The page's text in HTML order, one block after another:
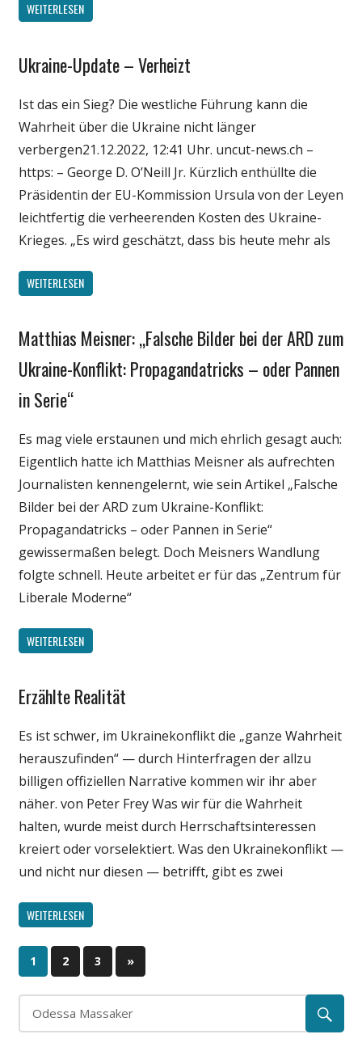
WEITERLESEN
Gesellschaft
Politik
Wirtschaft
Wissenschaft
Ukraine-Update – Verheizt
Ist das ein Sieg? Die westliche Führung kann die
Wahrheit über die Ukraine nicht länger
verbergen21.12.2022, 12:41 Uhr. uncut-news.ch –
https: – George D. O’Neill Jr. Kürzlich enthüllte die
Präsidentin der EU-Kommission Ursula von der Leyen
leichtfertig die verheerenden Kosten des Ukraine-
Krieges. „Es wird geschätzt, dass bis heute mehr als
WEITERLESEN
Gesellschaft
Medien
Wirtschaft
Wissenschaft
Matthias Meisner: „Falsche Bilder bei der ARD zum
Ukraine-Konflikt: Propagandatricks – oder Pannen
in Serie“
Es mag viele erstaunen und mich ehrlich gesagt auch:
Eigentlich hatte ich Matthias Meisner als aufrechten
Journalisten kennengelernt, wie sein Artikel „Falsche
Bilder bei der ARD zum Ukraine-Konflikt:
Propagandatricks – oder Pannen in Serie“
gewissermaßen belegt. Doch Meisners Wandlung
folgte schnell. Heute arbeitet er für das „Zentrum für
Liberale Moderne“
WEITERLESEN
Gesellschaft
Politik
Wirtschaft
Wissenschaft
Erzählte Realität
Es ist schwer, im Ukrainekonflikt die „ganze Wahrheit
herauszufinden“ — durch Hinterfragen der allzu
billigen offiziellen Narrative kommen wir ihr aber
näher. von Peter Frey Was wir für die Wahrheit
halten, wurde meist durch Herrschaftsinteressen
kreiert oder vorselektiert. Was den Ukrainekonflikt —
und nicht nur diesen — betrifft, gibt es zwei
WEITERLESEN
Beitragsnavigation
1 2 3
Nächste
Beiträge
»